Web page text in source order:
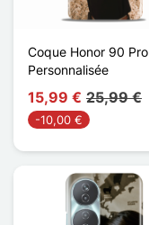
Coque Honor 90 Pro
Personnalisée
15,99 € 25,99 €
-10,00 €